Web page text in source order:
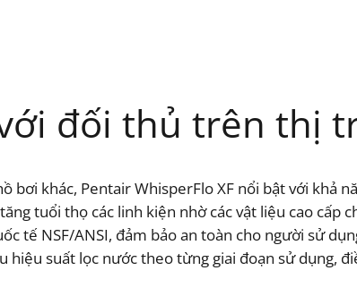
đối thủ trên thị
bơi khác, Pentair WhisperFlo XF nổi bật với khả
tuổi thọ các linh kiện nhờ các vật liệu cao cấp
tế NSF/ANSI, đảm bảo an toàn cho người sử
hiệu suất lọc nước theo từng giai đoạn sử dụng,